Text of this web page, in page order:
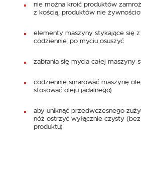
nie można kroić produktów
z kością, produktów nie
elementy maszyny stykające się
codziennie, po myciu osuszyć
zabrania się mycia całej maszyny
codziennie smarować maszynę
stosować oleju jadalnego)
aby uniknąć przedwczesnego
nóż ostrzyć wyłącznie czysty
produktu)